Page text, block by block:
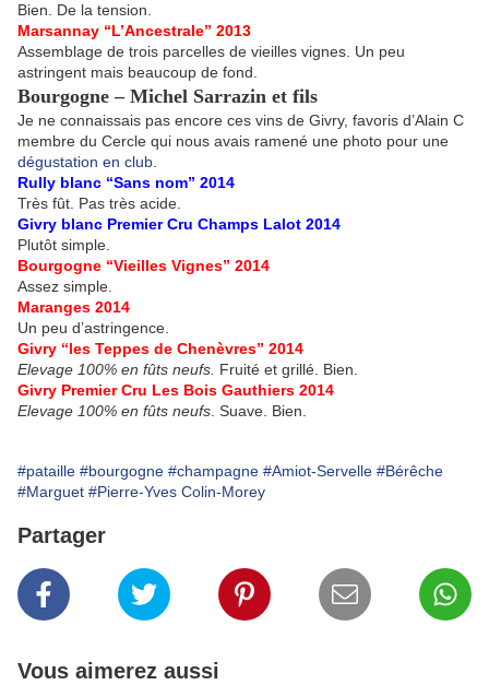
Bien. De la tension.
Marsannay “L’Ancestrale” 2013
Assemblage de trois parcelles de vieilles vignes. Un peu
astringent mais beaucoup de fond.
Bourgogne – Michel Sarrazin et fils
Je ne connaissais pas encore ces vins de Givry, favoris d’Alain C
membre du Cercle qui nous avais ramené une photo pour une
dégustation en club
Rully blanc “Sans nom” 2014
Très fût. Pas très acide.
Givry blanc Premier Cru Champs Lalot 2014
Plutôt simple.
Bourgogne “Vieilles Vignes” 2014
Assez simple.
Maranges 2014
Un peu d’astringence.
Givry “les Teppes de Chenèvres” 2014
Elevage 100% en fûts neufs. Fruité et grillé. Bien.
Givry Premier Cru Les Bois Gauthiers 2014
Elevage 100% en fûts neufs . Suave. Bien.
#pataille #bourgogne #champagne #Amiot-Servelle #Bérêche
#Marguet #Pierre-Yves Colin-Morey
Partager
Vous aimerez aussi